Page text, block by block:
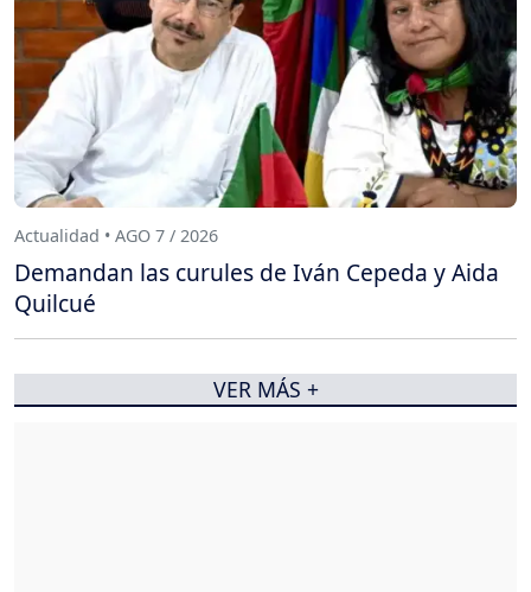
Actualidad • AGO 7 / 2026
Demandan las curules de Iván Cepeda y Aida
Quilcué
VER MÁS +